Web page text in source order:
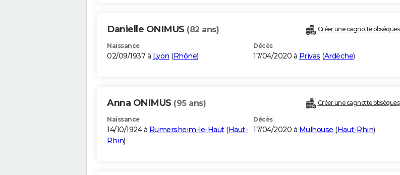
Danielle ONIMUS (82 ans) Créer une cagnotte obsèques
Naissance
02/09/1937 à Lyon (Rhône)
Décès
17/04/2020 à Privas (Ardèche)
Anna ONIMUS (95 ans) Créer une cagnotte obsèques
Naissance
14/10/1924 à Rumersheim-le-Haut(Haut-
Rhin)
Décès
17/04/2020 à Mulhouse (Haut-Rhin)